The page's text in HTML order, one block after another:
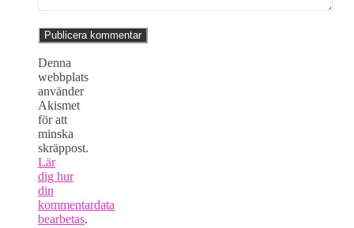
Denna
webbplats
använder
Akismet
för att
minska
skräppost.
Lär
dig hur
din
kommentardata
bearbetas.